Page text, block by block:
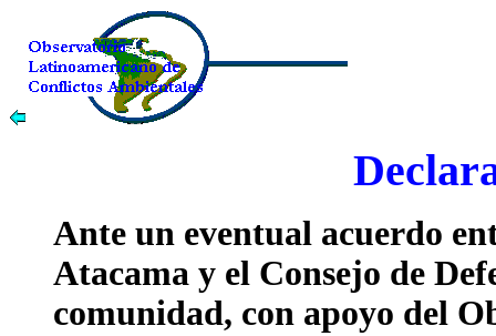
Ante un eventual acuerdo
Atacama y el Consejo de
comunidad, con apoyo del